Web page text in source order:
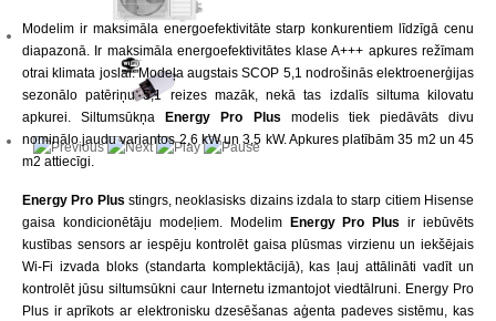
Modelim ir maksimāla energoefektivitāte starp konkurentiem līdzīgā cenu
diapazonā. Ir maksimāla energoefektivitātes klase A+++ apkures režīmam
otrai klimata joslai. Modeļa augstais SCOP 5,1 nodrošinās elektroenerģijas
sezonālo patēriņu 5,1 reizes mazāk, nekā tas izdalīs siltuma kilovatu
apkurei. Siltumsūkņa
Energy Pro Plus modelis tiek piedāvāts divu
nominālo jaudu variantos 2,6 kW un 3,5 kW. Apkures platībām 35 m2 un 45
m2 attiecīgi.
Energy Pro Plus stingrs, neoklasisks dizains izdala to starp citiem Hisense
gaisa kondicionētāju modeļiem. Modelim
Energy Pro Plus ir iebūvēts
kustības sensors ar iespēju kontrolēt gaisa plūsmas virzienu un iekšējais
Wi-Fi izvada bloks (standarta komplektācijā), kas ļauj attālināti vadīt un
kontrolēt jūsu siltumsūkni caur Internetu izmantojot viedtālruni. Energy Pro
Plus ir aprīkots ar elektronisku dzesēšanas aģenta padeves sistēmu, kas